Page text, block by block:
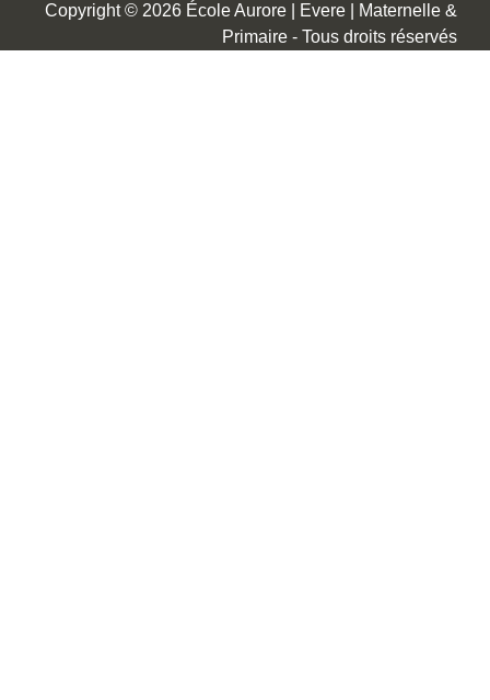
Copyright © 2026 École Aurore | Evere | Maternelle &
Primaire - Tous droits réservés